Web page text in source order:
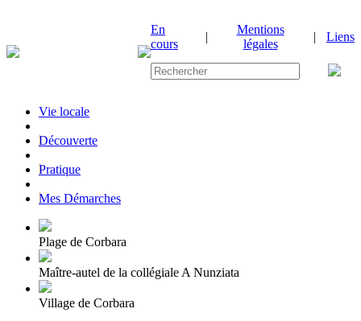
En
cours
|
Mentions
légales
| Liens
Vie locale
|Découverte
|Pratique
|Mes Démarches
Plage de Corbara
Maître-autel de la collégiale A Nunziata
Village de Corbara